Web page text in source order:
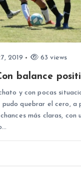
2019 63 views
balance
y con pocas
pudo quebrar el cero, a
más claras, con